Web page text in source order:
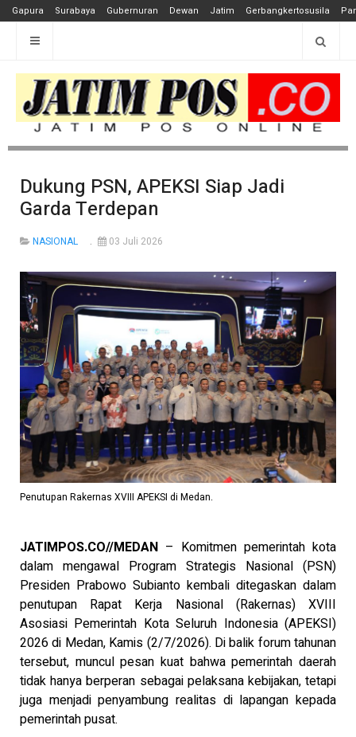
Gapura Surabaya Gubernuran Dewan Jatim Gerbangkertosusila
Dukung PSN, APEKSI Siap Jadi
Garda Terdepan
NASIONAL 03 Juli 2026
Penutupan Rakernas XVIII APEKSI di Medan.
JATIMPOS.CO//MEDAN – Komitmen pemerintah kota
dalam mengawal Program Strategis Nasional (PSN)
Presiden Prabowo Subianto kembali ditegaskan dalam
penutupan Rapat Kerja Nasional (Rakernas) XVIII
Asosiasi Pemerintah Kota Seluruh Indonesia (APEKSI)
2026 di Medan, Kamis (2/7/2026). Di balik forum tahunan
tersebut, muncul pesan kuat bahwa pemerintah daerah
tidak hanya berperan sebagai pelaksana kebijakan, tetapi
juga menjadi penyambung realitas di lapangan kepada
pemerintah pusat.